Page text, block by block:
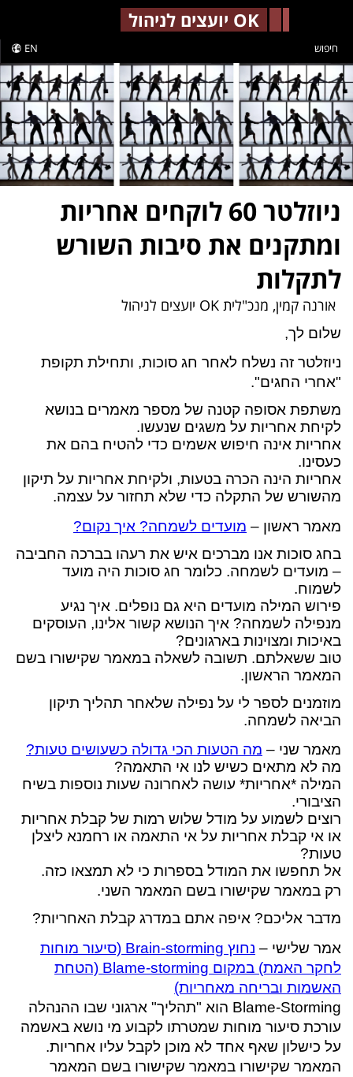
OK יועצים לניהול
EN חיפוש
ניוזלטר 60 לוקחים אחריות
ומתקנים את סיבות השורש
לתקלות
אורנה קמין, מנכ"לית OK יועצים לניהול
שלום לך,
ניוזלטר זה נשלח לאחר חג סוכות, ותחילת תקופת
"אחרי החגים".
משתפת אסופה קטנה של מספר מאמרים בנושא
לקיחת אחריות על משגים שנעשו.
אחריות אינה חיפוש אשמים כדי להטיח בהם את
כעסינו.
אחריות הינה הכרה בטעות, ולקיחת אחריות על תיקון
מהשורש של התקלה כדי שלא תחזור על עצמה.
מאמר ראשון – מועדים לשמחה? איך נקום?
בחג סוכות אנו מברכים איש את רעהו בברכה החביבה
– מועדים לשמחה. כלומר חג סוכות היה מועד
לשמוח.
פירוש המילה מועדים היא גם נופלים. איך נגיע
מנפילה לשמחה? איך הנושא קשור אלינו, העוסקים
באיכות ומצוינות בארגונים?
טוב ששאלתם. תשובה לשאלה במאמר שקישורו בשם
המאמר הראשון.
מוזמנים לספר לי על נפילה שלאחר תהליך תיקון
הביאה לשמחה.
מאמר שני – מה הטעות הכי גדולה כשעושים טעות?
מה לא מתאים כשיש לנו אי התאמה?
המילה *אחריות* עושה לאחרונה שעות נוספות בשיח
הציבורי.
רוצים לשמוע על מודל שלוש רמות של קבלת אחריות
או אי קבלת אחריות על אי התאמה או רחמנא ליצלן
טעות?
אל תחפשו את המודל בספרות כי לא תמצאו כזה.
רק במאמר שקישורו בשם המאמר השני.
מדבר אליכם? איפה אתם במדרג קבלת האחריות?
אמר שלישי –
נחוץ Brain-storming (סיעור מוחות
לחקר האמת) במקום Blame-storming (הטחת
האשמות ובריחה מאחריות)
Blame-Storming הוא "תהליך" ארגוני שבו ההנהלה
עורכת סיעור מוחות שמטרתו לקבוע מי נושא באשמה
על כישלון שאף אחד לא מוכן לקבל עליו אחריות.
המאמר שקישורו במאמר שקישורו בשם המאמר